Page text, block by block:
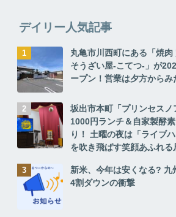
デイリー人気記事
丸亀市川西町にある「焼
そうざい屋-こてつ-」が
ープン！営業は夕方からみ
坂出市本町「プリンセスノ
1000円ランチ＆自家製酵
り！ 土曜の夜は「ライブ
を吹き飛ばす笑顔あふれ
新米、今年は安くなる? 九
4割ダウンの衝撃